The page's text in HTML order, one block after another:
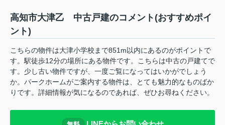
高知市大津乙 中古戸建のコメント(おすすめポイ
ント)
こちらの物件は大津小学校まで851m以内にあるのがポイントで
す。駅徒歩12分の場所にある物件です。こちらは中古の戸建てで
す。少し古い物件ですが、一度ご覧になってはいかがでしょう
か。パークホームがご案内する物件は、とても魅力的なものばか
りです。詳細情報が気になるのであれば、ぜひお尋ねください。